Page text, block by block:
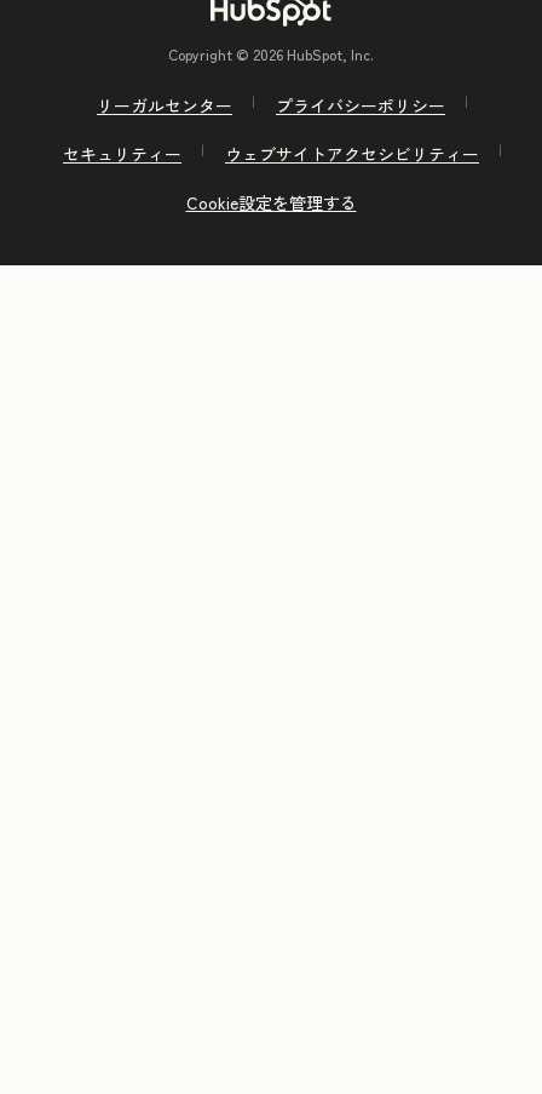
Copyright © 2026 HubSpot, Inc.
リーガルセンター
プライバシーポリシー
セキュリティー
ウェブサイトアクセシビリティー
Cookie設定を管理する